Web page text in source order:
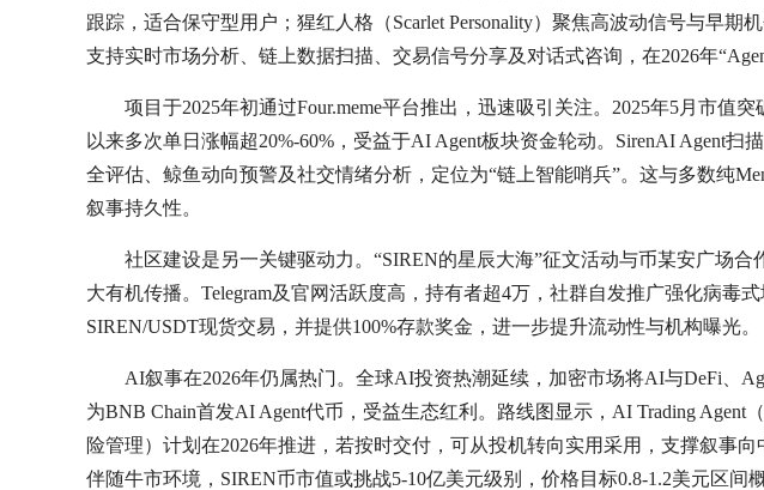
跟踪，适合保守型用户；猩红人格（Scarlet Personality）聚焦高波动信号与早
支持实时市场分析、链上数据扫描、交易信号分享及对话式咨询，在2026年
项目于2025年初通过Four.meme平台推出，迅速吸引关注。2025年5月市值
以来多次单日涨幅超20%-60%，受益于AI Agent板块资金轮动。SirenAI Agent扫
全评估、鲸鱼动向预警及社交情绪分析，定位为“链上智能哨兵”。这与多数纯
叙事持久性。
社区建设是另一关键驱动力。“SIREN的星辰大海”征文活动与币某安广场
大有机传播。Telegram及官网活跃度高，持有者超4万，社群自发推广强化病毒
SIREN/USDT现货交易，并提供100%存款奖金，进一步提升流动性与机构曝光。
AI叙事在2026年仍属热门。全球AI投资热潮延续，加密市场将AI与DeFi、
为BNB Chain首发AI Agent代币，受益生态红利。路线图显示，AI Trading Agent
险管理）计划在2026年推进，若按时交付，可从投机转向实用采用，支撑叙事
伴随牛市环境，SIREN币市值或挑战5-10亿美元级别，价格目标0.8-1.2美元区间